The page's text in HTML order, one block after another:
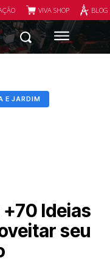
VIVA SHOP
E JARDIM
Ideias
seu